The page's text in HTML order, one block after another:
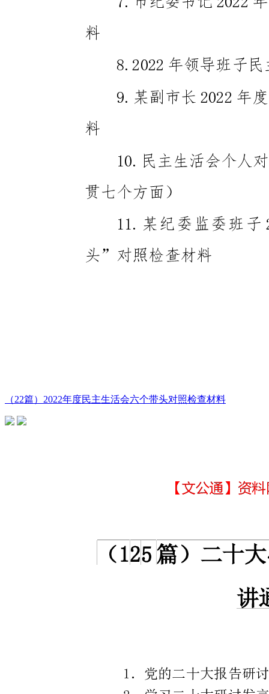
（22篇）2022年度民主生活会六个带头对照检查材料